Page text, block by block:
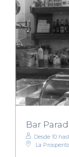
Bar
Desde 10
La